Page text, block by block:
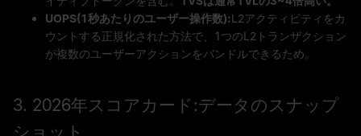
UOPS(1秒あたりのユーザー操作数):L2アクティビティをカ
ウントする正規化された方法で、1つのL2トランザクション
が複数のユーザーアクションをバンドルできるため。
3. 2026年スコアカード:データのスナップ
ショット